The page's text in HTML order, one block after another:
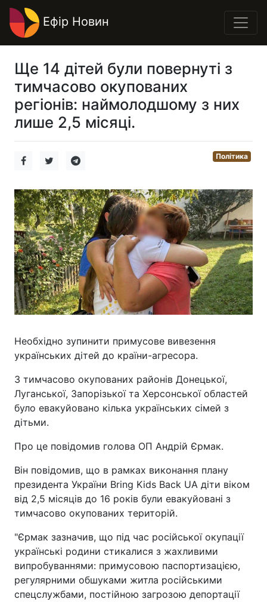
Ефір Новин
Ще 14 дітей були повернуті з
тимчасово окупованих
регіонів: наймолодшому з них
лише 2,5 місяці.
Політика
Необхідно зупинити примусове вивезення
українських дітей до країни-агресора.
З тимчасово окупованих районів Донецької,
Луганської, Запорізької та Херсонської областей
було евакуйовано кілька українських сімей з
дітьми.
Про це повідомив голова ОП Андрій Єрмак.
Він повідомив, що в рамках виконання плану
президента України Bring Kids Back UA діти віком
від 2,5 місяців до 16 років були евакуйовані з
тимчасово окупованих територій.
"Єрмак зазначив, що під час російської окупації
українські родини стикалися з жахливими
випробуваннями: примусовою паспортизацією,
регулярними обшуками житла російськими
спецслужбами, постійною загрозою депортації